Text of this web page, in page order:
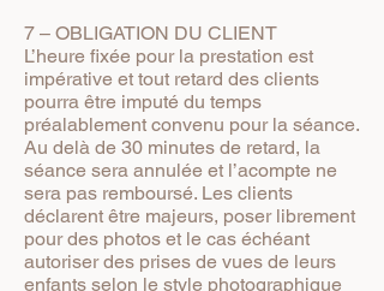
7 – OBLIGATION DU CLIENT
L’heure fixée pour la prestation est
impérative et tout retard des clients
pourra être imputé du temps
préalablement convenu pour la séance.
Au delà de 30 minutes de retard, la
séance sera annulée et l’acompte ne
sera pas remboursé. Les clients
déclarent être majeurs, poser librement
pour des photos et le cas échéant
autoriser des prises de vues de leurs
enfants selon le style photographique